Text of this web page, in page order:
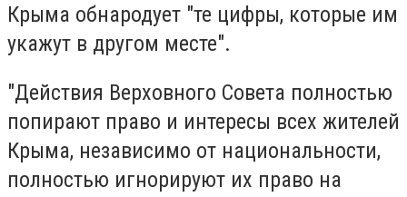
Крыма обнародует "те цифры, которые им
укажут в другом месте".
"Действия Верховного Совета полностью
попирают право и интересы всех жителей
Крыма, независимо от национальности,
полностью игнорируют их право на